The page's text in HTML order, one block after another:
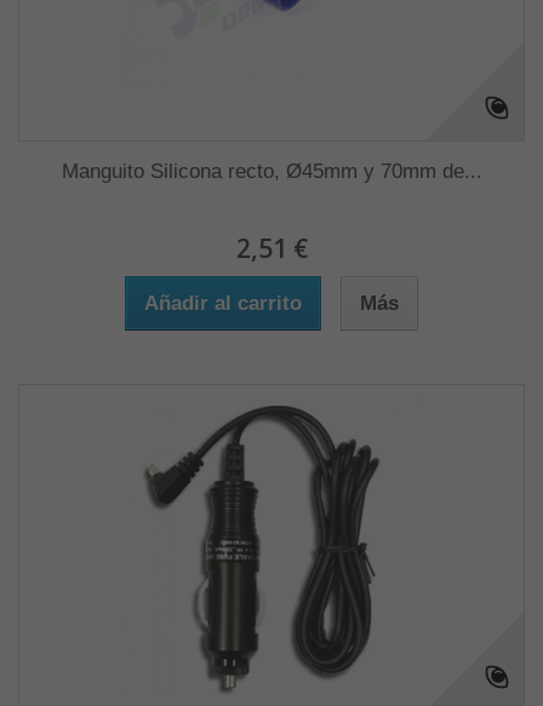
Manguito Silicona recto, Ø45mm y 70mm de...
2,51 €
Añadir al carrito Más